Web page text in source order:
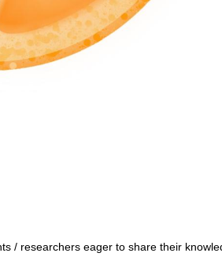
/ researchers eager to share their